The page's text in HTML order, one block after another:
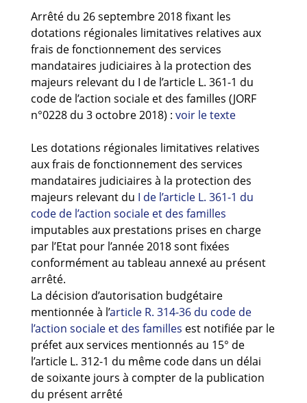
Espace emploi
Guides et outils
Actualités
ARSENE
Arrêté du 26 septembre 2018 fixant les
dotations régionales limitatives relatives aux
frais de fonctionnement des services
mandataires judiciaires à la protection des
majeurs relevant du I de l’article L. 361-1 du
code de l’action sociale et des familles (JORF
n°0228 du 3 octobre 2018) : voir le texte
Les dotations régionales limitatives relatives
aux frais de fonctionnement des services
mandataires judiciaires à la protection des
majeurs relevant du I de l’article L. 361-1 du
code de l’action sociale et des familles
imputables aux prestations prises en charge
par l’Etat pour l’année 2018 sont fixées
conformément au tableau annexé au présent
arrêté.
La décision d’autorisation budgétaire
mentionnée à l’article R. 314-36 du code de
l’action sociale et des familles est notifiée par le
préfet aux services mentionnés au 15° de
l’article L. 312-1 du même code dans un délai
de soixante jours à compter de la publication
du présent arrêté